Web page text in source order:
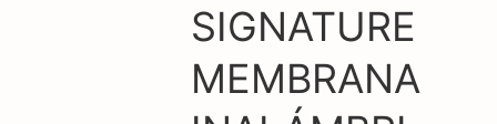
SIGNATURE
MEMBRANA